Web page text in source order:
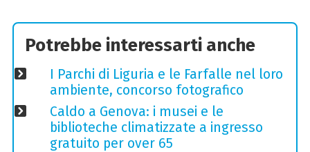
Potrebbe interessarti anche
I Parchi di Liguria e le Farfalle nel loro
ambiente, concorso fotografico
Caldo a Genova: i musei e le
biblioteche climatizzate a ingresso
gratuito per over 65